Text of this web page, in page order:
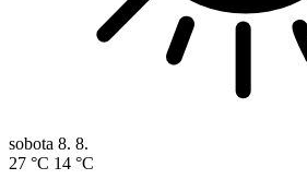
sobota 8. 8.
27 °C 14 °C